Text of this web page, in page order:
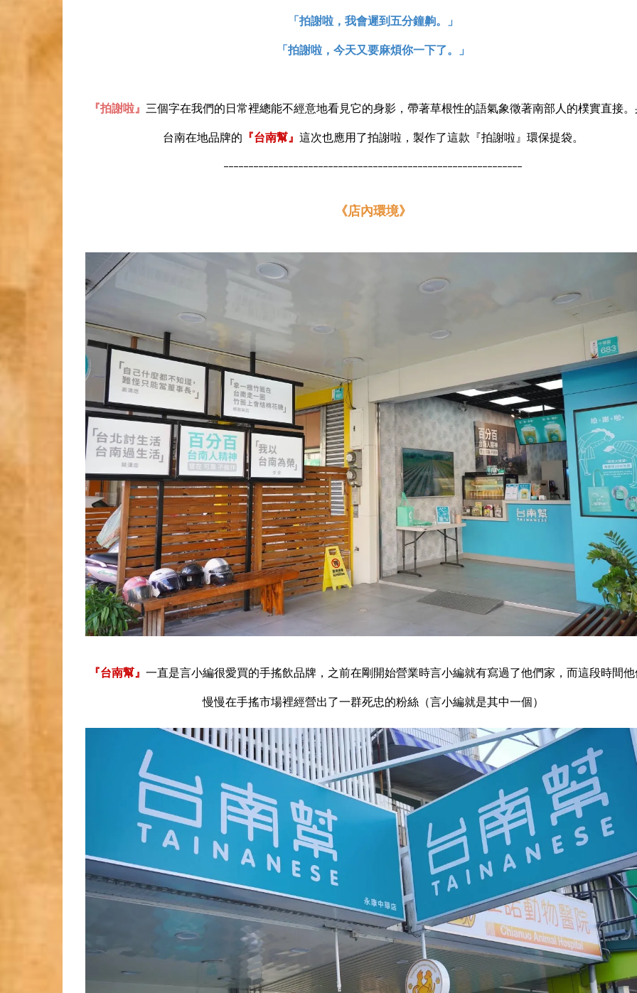
「拍謝啦，我會遲到五分鐘齁。」
「拍謝啦，今天又要麻煩你一下了。」
『拍謝啦』 三個字在我們的日常裡總能不經意地看見它的身影，帶著草根性的語氣象徵著南部人的樸實直接
台南在地品牌的 『台南幫』 這次也應用了拍謝啦，製作了這款『拍謝啦』環保提袋。
------------------------------------------------------------
《店內環境》
『台南幫』 一直是言小編很愛買的手搖飲品牌，之前在剛開始營業時言小編就有寫過了他們家，而這段時間
慢慢在手搖市場裡經營出了一群死忠的粉絲（言小編就是其中一個）